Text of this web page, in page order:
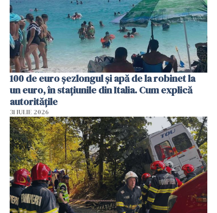
100 de euro șezlongul și apă de la robinet la
un euro, în stațiunile din Italia. Cum explică
autoritățile
31 IULIE 2026